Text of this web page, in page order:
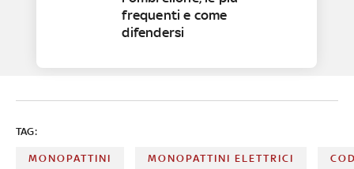
frequenti e come
difendersi
TAG:
MONOPATTINI MONOPATTINI ELETTRICI